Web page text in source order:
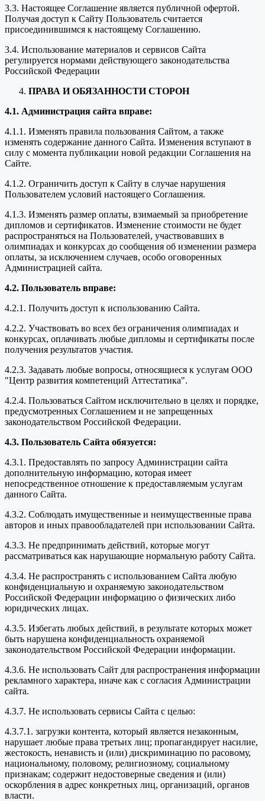
3.3. Настоящее Соглашение является публичной офертой.
Получая доступ к Сайту Пользователь считается
присоединившимся к настоящему Соглашению.
3.4. Использование материалов и сервисов Сайта
регулируется нормами действующего законодательства
Российской Федерации
ПРАВА И ОБЯЗАННОСТИ СТОРОН
4.1. Администрация сайта вправе:
4.1.1. Изменять правила пользования Сайтом, а также
изменять содержание данного Сайта. Изменения вступают в
силу с момента публикации новой редакции Соглашения на
Сайте.
4.1.2. Ограничить доступ к Сайту в случае нарушения
Пользователем условий настоящего Соглашения.
4.1.3. Изменять размер оплаты, взимаемый за приобретение
дипломов и сертификатов. Изменение стоимости не будет
распространяться на Пользователей, участвовавших в
олимпиадах и конкурсах до сообщения об изменении размера
оплаты, за исключением случаев, особо оговоренных
Администрацией сайта.
4.2. Пользователь вправе:
4.2.1. Получить доступ к использованию Сайта.
4.2.2. Участвовать во всех без ограничения олимпиадах и
конкурсах, оплачивать любые дипломы и сертификаты после
получения результатов участия.
4.2.3. Задавать любые вопросы, относящиеся к услугам ООО
"Центр развития компетенций Аттестатика".
4.2.4. Пользоваться Сайтом исключительно в целях и порядке,
предусмотренных Соглашением и не запрещенных
законодательством Российской Федерации.
4.3. Пользователь Сайта обязуется:
4.3.1. Предоставлять по запросу Администрации сайта
дополнительную информацию, которая имеет
непосредственное отношение к предоставляемым услугам
данного Сайта.
4.3.2. Соблюдать имущественные и неимущественные права
авторов и иных правообладателей при использовании Сайта.
4.3.3. Не предпринимать действий, которые могут
рассматриваться как нарушающие нормальную работу Сайта.
4.3.4. Не распространять с использованием Сайта любую
конфиденциальную и охраняемую законодательством
Российской Федерации информацию о физических либо
юридических лицах.
4.3.5. Избегать любых действий, в результате которых может
быть нарушена конфиденциальность охраняемой
законодательством Российской Федерации информации.
4.3.6. Не использовать Сайт для распространения информации
рекламного характера, иначе как с согласия Администрации
сайта.
4.3.7. Не использовать сервисы Сайта с целью:
4.3.7.1. загрузки контента, который является незаконным,
нарушает любые права третьих лиц; пропагандирует насилие,
жестокость, ненависть и (или) дискриминацию по расовому,
национальному, половому, религиозному, социальному
признакам; содержит недостоверные сведения и (или)
оскорбления в адрес конкретных лиц, организаций, органов
власти.